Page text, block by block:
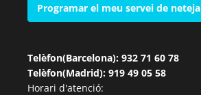
Programar el meu servei de neteja
Telèfon(Barcelona): 932 71 60 78
Telèfon(Madrid): 919 49 05 58
Horari d'atenció: